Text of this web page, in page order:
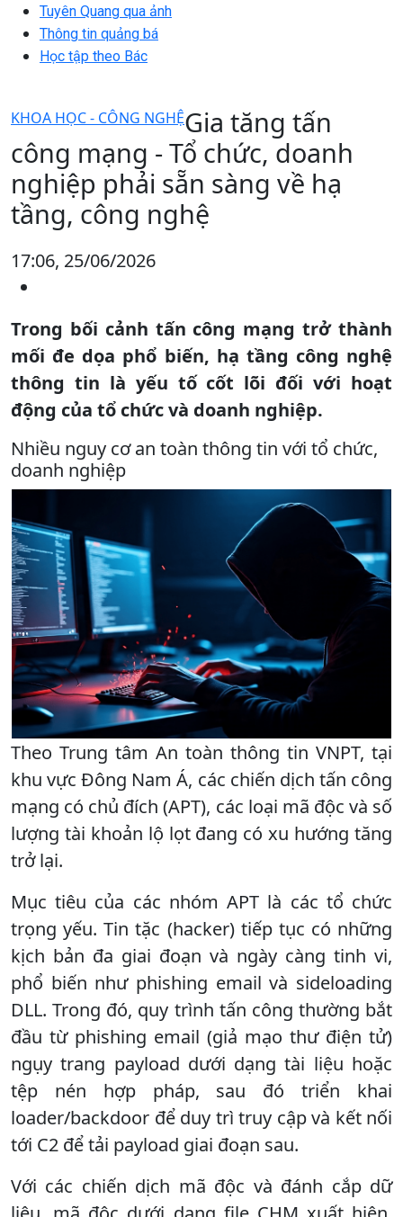
Tuyên Quang qua ảnh
Thông tin quảng bá
Học tập theo Bác
KHOA HỌC - CÔNG NGHỆGia tăng tấn
công mạng - Tổ chức, doanh
nghiệp phải sẵn sàng về hạ
tầng, công nghệ
17:06, 25/06/2026
Trong bối cảnh tấn công mạng trở thành
mối đe dọa phổ biến, hạ tầng công nghệ
thông tin là yếu tố cốt lõi đối với hoạt
động của tổ chức và doanh nghiệp.
Nhiều nguy cơ an toàn thông tin với tổ chức,
doanh nghiệp
Theo Trung tâm An toàn thông tin VNPT, tại
khu vực Đông Nam Á, các chiến dịch tấn công
mạng có chủ đích (APT), các loại mã độc và số
lượng tài khoản lộ lọt đang có xu hướng tăng
trở lại.
Mục tiêu của các nhóm APT là các tổ chức
trọng yếu. Tin tặc (hacker) tiếp tục có những
kịch bản đa giai đoạn và ngày càng tinh vi,
phổ biến như phishing email và sideloading
DLL. Trong đó, quy trình tấn công thường bắt
đầu từ phishing email (giả mạo thư điện tử)
ngụy trang payload dưới dạng tài liệu hoặc
tệp nén hợp pháp, sau đó triển khai
loader/backdoor để duy trì truy cập và kết nối
tới C2 để tải payload giai đoạn sau.
Với các chiến dịch mã độc và đánh cắp dữ